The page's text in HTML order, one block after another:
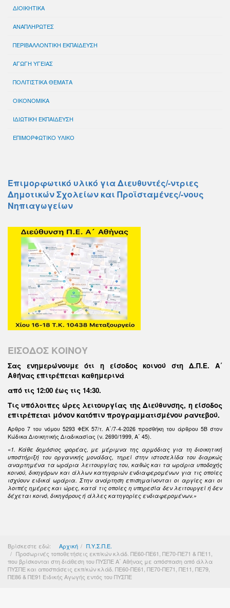
ΔΙΟΙΚΗΤΙΚΑ
ΑΝΑΠΛΗΡΩΤΕΣ
ΠΕΡΙΒΑΛΛΟΝΤΙΚΗ ΕΚΠΑΙΔΕΥΣΗ
ΑΓΩΓΗ ΥΓΕΙΑΣ
ΠΟΛΙΤΙΣΤΙΚΑ ΘΕΜΑΤΑ
ΟΙΚΟΝΟΜΙΚΑ
ΙΔΙΩΤΙΚΗ ΕΚΠΑΙΔΕΥΣΗ
ΕΠΙΜΟΡΦΩΤΙΚΟ ΥΛΙΚΟ
Επιμορφωτικό υλικό για Διευθυντές/-ντριες
Δημοτικών Σχολείων και Προϊσταμένες/-νους
Νηπιαγωγείων
ΕΙΣΟΔΟΣ ΚΟΙΝΟΥ
Σας ενημερώνουμε ότι η είσοδος κοινού στη Δ.Π.Ε. Α΄
Αθήνας επιτρέπεται καθημερινά
από τις 12:00 έως τις 14:30.
Τις υπόλοιπες ώρες λειτουργίας της Διεύθυνσης, η είσοδος
επιτρέπεται μόνον κατόπιν προγραμματισμένου ραντεβού.
Άρθρο 7 του νόμου 5293 ΦΕΚ 57/τ. Α΄/7-4-2026 προσθήκη του άρθρου 5Β στον
Κώδικα Διοικητικής Διαδικασίας (ν. 2690/1999, Α΄ 45).
«1. Κάθε δημόσιος φορέας, με μέριμνα της αρμόδιας για τη διοικητική
υποστήριξή του οργανικής μονάδας, τηρεί στην ιστοσελίδα του διαρκώς
αναρτημένα τα ωράρια λειτουργίας του, καθώς και τα ωράρια υποδοχής
κοινού, δικηγόρων και άλλων κατηγοριών ενδιαφερομένων για τις οποίες
ισχύουν ειδικά ωράρια. Στην ανάρτηση επισημαίνονται οι αργίες και οι
λοιπές ημέρες και ώρες, κατά τις οποίες η υπηρεσία δεν λειτουργεί ή δεν
δέχεται κοινό, δικηγόρους ή άλλες κατηγορίες ενδιαφερομένων.»
Βρίσκεστε εδώ: Αρχική
Π.Υ.Σ.Π.Ε.
Προσωρινές τοποθετήσεις εκπ/κών κλάδ. ΠΕ60-ΠΕ61, ΠΕ70-ΠΕ71 & ΠΕ11,
που βρίσκονται στη διάθεση του ΠΥΣΠΕ Α΄ Αθήνας με απόσπαση από άλλα
ΠΥΣΠΕ και αποσπάσεις εκπ/κών κλάδ. ΠΕ60-ΠΕ61, ΠΕ70-ΠΕ71, ΠΕ11, ΠΕ79,
ΠΕ86 & ΠΕ91 Ειδικής Αγωγής εντός του ΠΥΣΠΕ